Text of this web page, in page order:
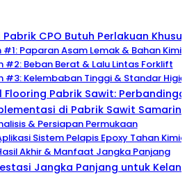
CPO Butuh Perlakuan
Paparan Asam Lemak & Bahan
#2: Beban Berat & Lalu Lintas Forklift
#3: Kelembaban Tinggi & Standar
Flooring Pabrik Sawit:
di Pabrik Sawit
& Persiapan Permukaan
Sistem Pelapis Epoxy Tahan Kimia
Akhir & Manfaat Jangka Panjang
Jangka Panjang untuk